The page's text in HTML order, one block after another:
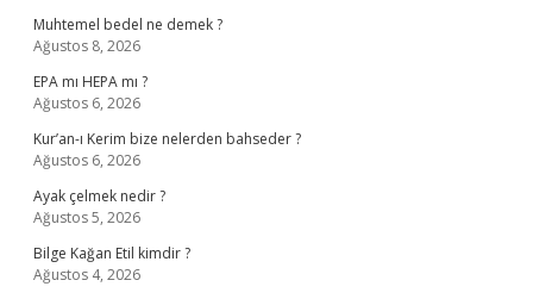
Muhtemel bedel ne demek ?
Ağustos 8, 2026
EPA mı HEPA mı ?
Ağustos 6, 2026
Kur’an-ı Kerim bize nelerden bahseder ?
Ağustos 6, 2026
Ayak çelmek nedir ?
Ağustos 5, 2026
Bilge Kağan Etil kimdir ?
Ağustos 4, 2026